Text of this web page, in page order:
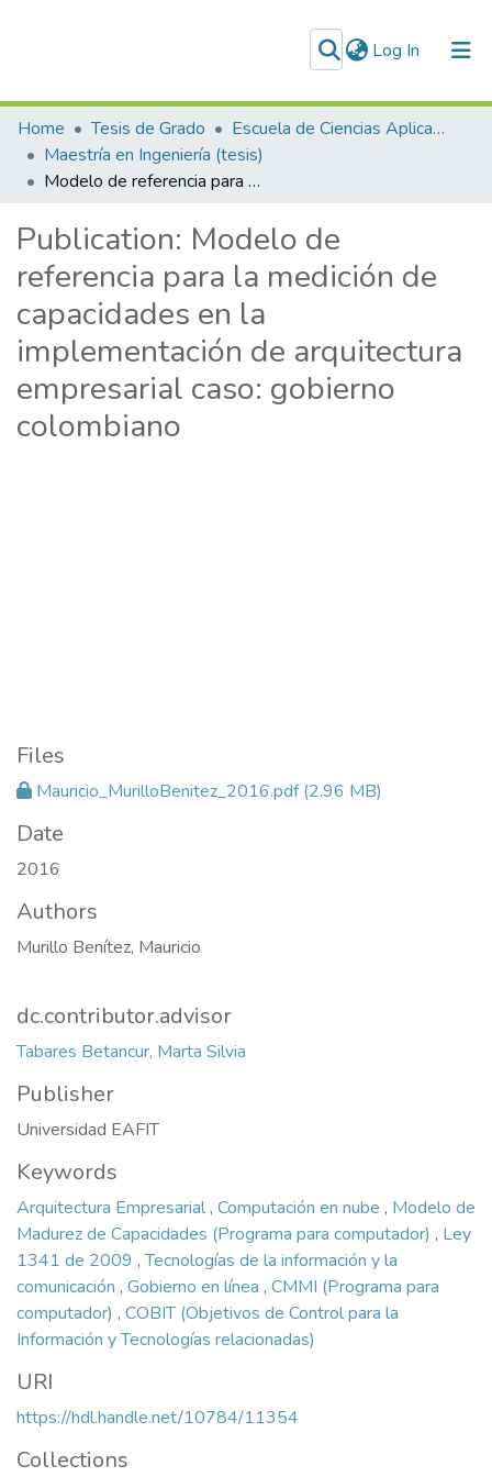
Log In (current)
Home Tesis de Grado
Escuela de Ciencias Aplicadas e Ingeniería
Maestría en Ingeniería (tesis)
Modelo de referencia para la medición de capacidades en la implementación de arquitectura empresarial caso: gobierno colombiano
Publication: Modelo de
referencia para la medición de
capacidades en la
implementación de arquitectura
empresarial caso: gobierno
colombiano
Files
Mauricio_MurilloBenitez_2016.pdf(2.96 MB)
Date
2016
Authors
Murillo Benítez, Mauricio
dc.contributor.advisor
Tabares Betancur, Marta Silvia
Publisher
Universidad EAFIT
Keywords
Arquitectura Empresarial , Computación en nube , Modelo de
Madurez de Capacidades (Programa para computador) , Ley
1341 de 2009 ,Tecnologías de la información y la
comunicación , Gobierno en línea , CMMI (Programa para
computador) , COBIT (Objetivos de Control para la
Información y Tecnologías relacionadas)
URI
https://hdl.handle.net/10784/11354
Collections